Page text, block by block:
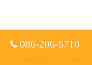
086-206-5710